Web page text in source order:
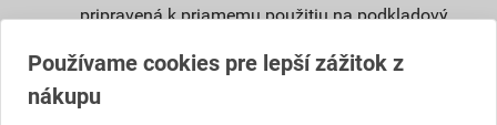
pripravená k priamemu použitiu na podkladový
silikátovému spojivu má omietka weberpas
clean Active vlastnosti blízke silikátovej omietke,
Používame cookies pre lepší zážitok z
nákupu